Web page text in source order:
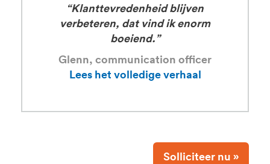
“Klanttevredenheid blijven
verbeteren, dat vind ik enorm
boeiend.”
Glenn, communication officer
Lees het volledige verhaal
Solliciteer nu »